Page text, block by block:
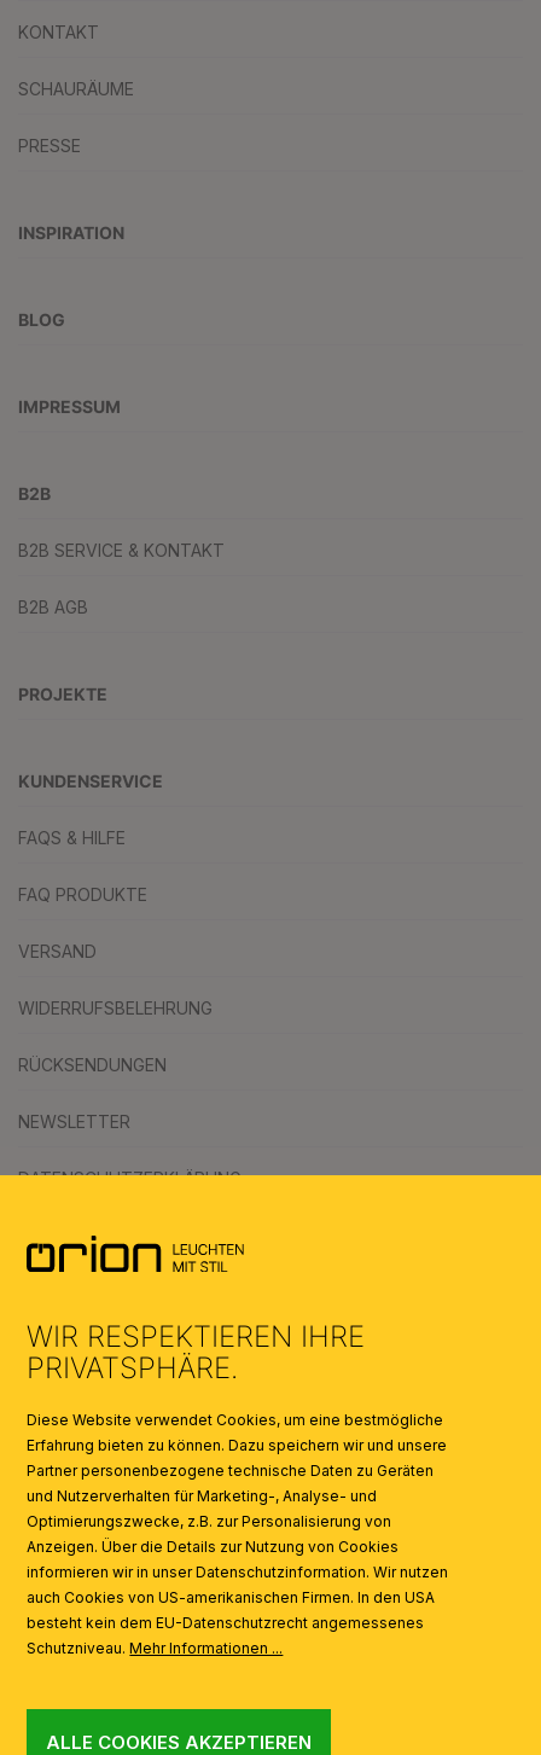
KONTAKT
SCHAURÄUME
PRESSE
INSPIRATION
BLOG
IMPRESSUM
B2B
B2B SERVICE & KONTAKT
B2B AGB
PROJEKTE
KUNDENSERVICE
FAQS & HILFE
FAQ PRODUKTE
VERSAND
WIDERRUFSBELEHRUNG
RÜCKSENDUNGEN
NEWSLETTER
DATENSCHUTZERKLÄRUNG
KATALOGE
AI
WIR RESPEKTIEREN IHRE
PRIVATSPHÄRE.
Diese Website verwendet Cookies, um eine bestmögliche
Erfahrung bieten zu können. Dazu speichern wir und unsere
Partner personenbezogene technische Daten zu Geräten
und Nutzerverhalten für Marketing-, Analyse- und
Optimierungszwecke, z.B. zur Personalisierung von
Anzeigen. Über die Details zur Nutzung von Cookies
informieren wir in unser Datenschutzinformation. Wir nutzen
auch Cookies von US-amerikanischen Firmen. In den USA
besteht kein dem EU-Datenschutzrecht angemessenes
Schutzniveau.Mehr Informationen ...
ALLE COOKIES AKZEPTIEREN